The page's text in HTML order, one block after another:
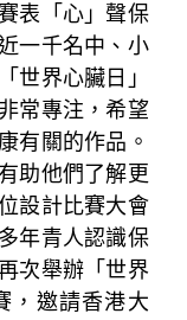
表「心」聲保
一千名中、小
世界心臟日」
常專注，希望
有關的作品。
助他們了解更
設計比賽大會
年青人認識保
次舉辦「世界
，邀請香港大